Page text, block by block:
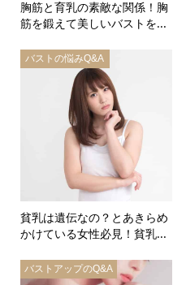
胸筋と育乳の素敵な関係！胸
筋を鍛えて美しいバストを...
バストの悩みQ&A
貧乳は遺伝なの？とあきらめ
かけている女性必見！貧乳...
バストアップのQ&A